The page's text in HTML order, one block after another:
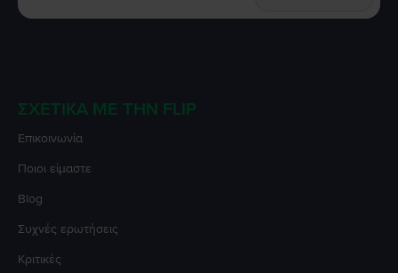
ΣΧΕΤΙΚΆ ΜΕ ΤΗΝ FLIP
Επικοινωνία
Ποιοι είμαστε
Blog
Συχνές ερωτήσεις
Κριτικές